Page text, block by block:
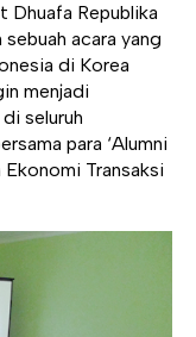
Republika
acara yang
di Korea
menjadi
seluruh
para ‘Alumni
Ekonomi Transaksi